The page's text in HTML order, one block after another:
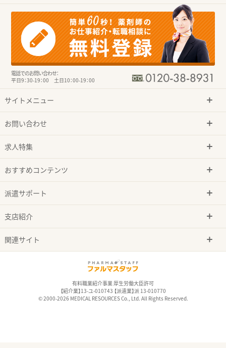
電話でのお問い合わせ：
平日9：30-19：00 土日10：00-19：00
サイトメニュー
お問い合わせ
求人特集
おすすめコンテンツ
派遣サポート
支店紹介
関連サイト
有料職業紹介事業 厚生労働大臣許可
【紹介業】13-ユ-010743 【派遣業】派 13-010770
© 2000-2026 MEDICAL RESOURCES Co., Ltd. All Rights Reserved.